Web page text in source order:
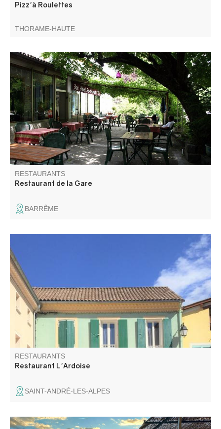
Pizz'à Roulettes
THORAME-HAUTE
Venez découvrir les spécialités de Marie-Josée : poche de
veau farcie, pieds paquets, daube, gnocchis, aïoli
provençal tous les vendredis. Restaurant proposant une
cuisine familiale avec des produits du terroir, terrasse
ombragée.
RESTAURANTS
Restaurant de la Gare
BARRÊME
Agréable terrasse au cœur du village, l'ardoise propose
une cuisine élaborée à base de produits frais. Toute
l'année des poissons et des viandes de premier choix
sont associés à des produits du terroir. Régulièrement, la
carte est renouvelée.
RESTAURANTS
Restaurant L'Ardoise
SAINT-ANDRÉ-LES-ALPES